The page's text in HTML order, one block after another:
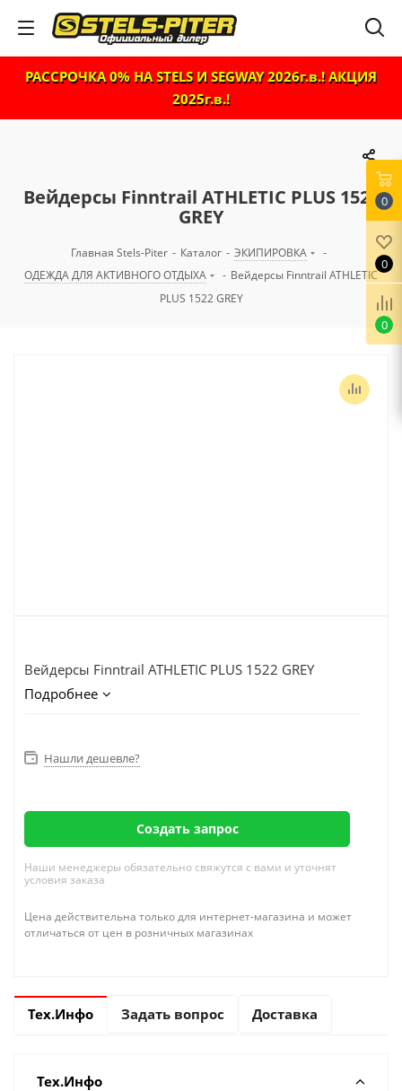
РАССРОЧКА 0% НА STELS И SEGWAY 2026г.в.! АКЦИЯ
2025г.в.!
Вейдерсы Finntrail ATHLETIC PLUS 1522
GREY
Главная Stels-Piter - Каталог - ЭКИПИРОВКА
-
ОДЕЖДА ДЛЯ АКТИВНОГО ОТДЫХА
- Вейдерсы Finntrail ATHLETIC
PLUS 1522 GREY
Вейдерсы Finntrail ATHLETIC PLUS 1522 GREY
Подробнее
Нашли дешевле?
Создать запрос
Наши менеджеры обязательно свяжутся с вами и уточнят
условия заказа
Цена действительна только для интернет-магазина и может
отличаться от цен в розничных магазинах
Тех.Инфо Задать вопрос Доставка
Тех.Инфо
0
0
0